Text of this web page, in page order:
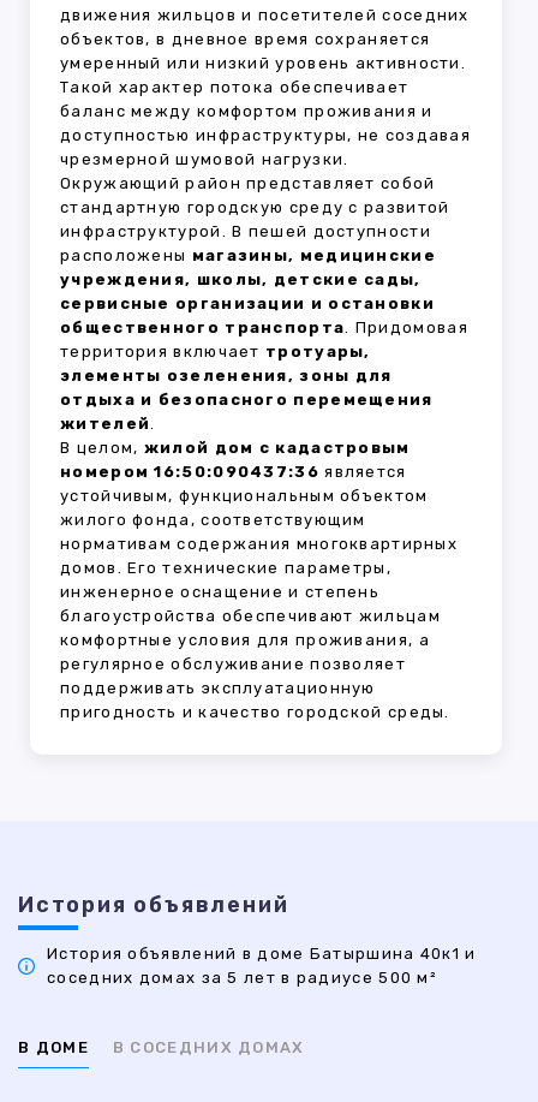
движения жильцов и посетителей соседних
объектов, в дневное время сохраняется
умеренный или низкий уровень активности.
Такой характер потока обеспечивает
баланс между комфортом проживания и
доступностью инфраструктуры, не создавая
чрезмерной шумовой нагрузки.
Окружающий район представляет собой
стандартную городскую среду с развитой
инфраструктурой. В пешей доступности
расположены магазины, медицинские
учреждения, школы, детские сады,
сервисные организации и остановки
общественного транспорта. Придомовая
территория включает тротуары,
элементы озеленения, зоны для
отдыха и безопасного перемещения
жителей.
В целом, жилой дом с кадастровым
номером 16:50:090437:36 является
устойчивым, функциональным объектом
жилого фонда, соответствующим
нормативам содержания многоквартирных
домов. Его технические параметры,
инженерное оснащение и степень
благоустройства обеспечивают жильцам
комфортные условия для проживания, а
регулярное обслуживание позволяет
поддерживать эксплуатационную
пригодность и качество городской среды.
История объявлений
История объявлений в доме Батыршина 40к1 и
соседних домах за 5 лет в радиусе 500 м²
В ДОМЕ В СОСЕДНИХ ДОМАХ